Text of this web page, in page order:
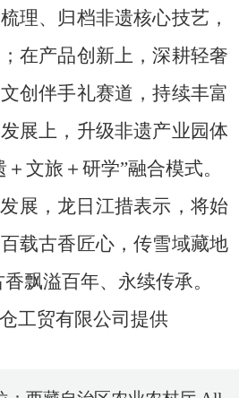
理、归档非遗核心技艺，
在产品创新上，深耕轻奢
创伴手礼赛道，持续丰富
展上，升级非遗产业园体
文旅＋研学”融合模式。
展，龙日江措表示，将始
载古香匠心，传雪域藏地
飘溢百年、永续传承。
工贸有限公司提供